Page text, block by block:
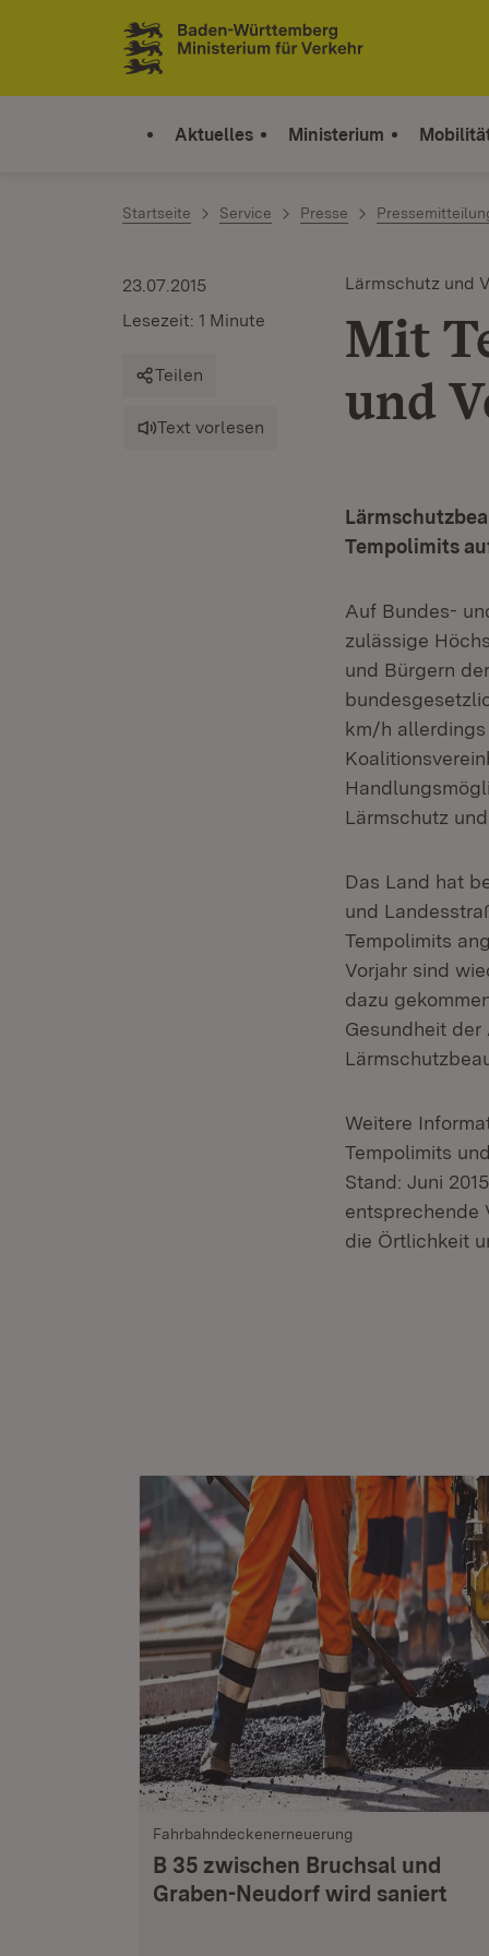
Zum Inhalt springen
Link zur Startseite
Aktuelles Ministerium
Startseite Service Presse
Lärmschutz und
Mit
und
23.07.2015
Lesezeit: 1 Minute
Teilen
Text vorlesen
Tempolimits
Auf Bundes-
zulässige
und Bürgern
km/h allerdings
Lärmschutz
Das Land hat
und
Tempolimits
Vorjahr sind
dazu
Gesundheit der
Weitere
Tempolimits
Stand: Juni
entsprechende
die Örtlichkeit
Fahrbahndeckenerneuerung
B 35 zwischen Bruchsal und
Graben-Neudorf wird saniert